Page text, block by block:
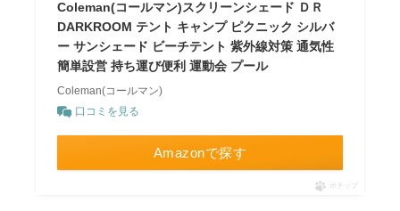
Coleman(コールマン)スクリーンシェード ＤＲ
DARKROOM テント キャンプ ピクニック シルバ
ー サンシェード ビーチテント 紫外線対策 通気性
簡単設営 持ち運び便利 運動会 プール
Coleman(コールマン)
口コミを見る
Amazonで探す
ポチップ